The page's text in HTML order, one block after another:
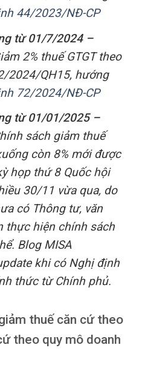
44/2023/NĐ-CP
từ 01/7/2024 –
2% thuế GTGT theo
2024/QH15, hướng
72/2024/NĐ-CP
từ 01/01/2025 –
sách giảm thuế
còn 8% mới được
họp thứ 8 Quốc hội
30/11 vừa qua, do
có Thông tư, văn
thực hiện chính sách
Blog MISA
khi có Nghị định
thức từ Chính phủ.
thuế căn cứ theo
theo quy mô doanh